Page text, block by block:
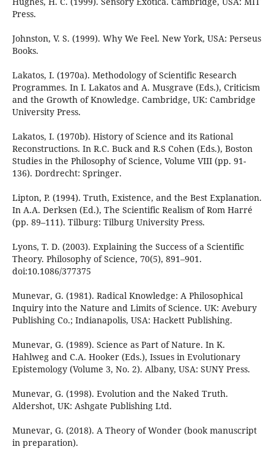
Press.
Johnston, V. S. (1999). Why We Feel. New York, USA: Perseus
Books.
Lakatos, I. (1970a). Methodology of Scientific Research
Programmes. In I. Lakatos and A. Musgrave (Eds.), Criticism
and the Growth of Knowledge. Cambridge, UK: Cambridge
University Press.
Lakatos, I. (1970b). History of Science and its Rational
Reconstructions. In R.C. Buck and R.S Cohen (Eds.), Boston
Studies in the Philosophy of Science, Volume VIII (pp. 91-
136). Dordrecht: Springer.
Lipton, P. (1994). Truth, Existence, and the Best Explanation.
In A.A. Derksen (Ed.), The Scientific Realism of Rom Harré
(pp. 89–111). Tilburg: Tilburg University Press.
Lyons, T. D. (2003). Explaining the Success of a Scientific
Theory. Philosophy of Science, 70(5), 891–901.
doi:10.1086/377375
Munevar, G. (1981). Radical Knowledge: A Philosophical
Inquiry into the Nature and Limits of Science. UK: Avebury
Publishing Co.; Indianapolis, USA: Hackett Publishing.
Munevar, G. (1989). Science as Part of Nature. In K.
Hahlweg and C.A. Hooker (Eds.), Issues in Evolutionary
Epistemology (Volume 3, No. 2). Albany, USA: SUNY Press.
Munevar, G. (1998). Evolution and the Naked Truth.
Aldershot, UK: Ashgate Publishing Ltd.
Munevar, G. (2018). A Theory of Wonder (book manuscript
in preparation).